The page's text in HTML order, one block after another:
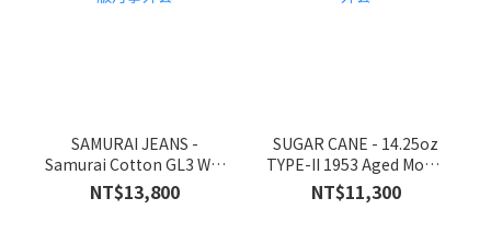
SAMURAI JEANS -
Samurai Cotton GL3 War
Model Jacket 日本和綿大
戰版丹寧外套
NT$13,800
SUGAR CANE - 14.25oz
TYPE-II 1953 Aged Model
Denim Jacket 水洗二代丹
寧外套
NT$11,300